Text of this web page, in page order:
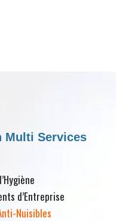
Multi Services
d’Entreprise
Nuisibles